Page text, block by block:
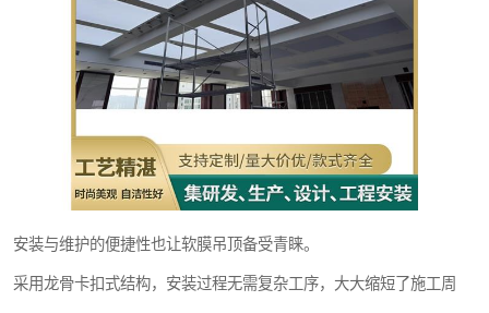
安装与维护的便捷性也让软膜吊顶备受青睐。
采用龙骨卡扣式结构，安装过程无需复杂工序，大大缩短了施工周